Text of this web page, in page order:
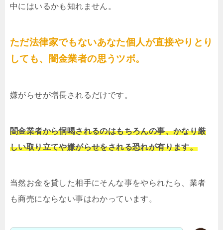
中にはいるかも知れません。
ただ法律家でもないあなた個人が直接やりとり
しても、闇金業者の思うツボ。
嫌がらせが増長されるだけです。
闇金業者から恫喝されるのはもちろんの事、かなり厳
しい取り立てや嫌がらせをされる恐れが有ります。
当然お金を貸した相手にそんな事をやられたら、業者
も商売にならない事はわかっています。